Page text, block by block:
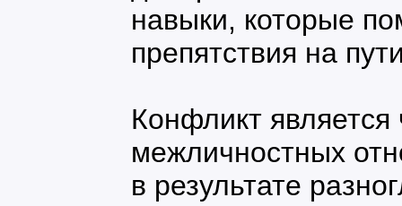
навыки, которые
препятствия на
Конфликт
межличностных
в результате